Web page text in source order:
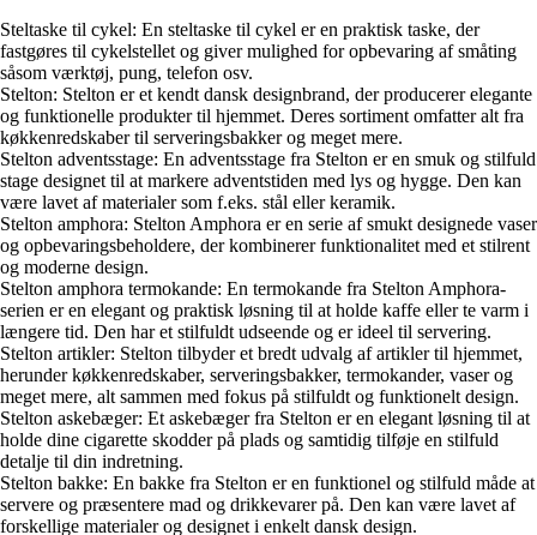
Steltaske til cykel: En steltaske til cykel er en praktisk taske, der
fastgøres til cykelstellet og giver mulighed for opbevaring af småting
såsom værktøj, pung, telefon osv.
Stelton: Stelton er et kendt dansk designbrand, der producerer elegante
og funktionelle produkter til hjemmet. Deres sortiment omfatter alt fra
køkkenredskaber til serveringsbakker og meget mere.
Stelton adventsstage: En adventsstage fra Stelton er en smuk og stilfuld
stage designet til at markere adventstiden med lys og hygge. Den kan
være lavet af materialer som f.eks. stål eller keramik.
Stelton amphora: Stelton Amphora er en serie af smukt designede vaser
og opbevaringsbeholdere, der kombinerer funktionalitet med et stilrent
og moderne design.
Stelton amphora termokande: En termokande fra Stelton Amphora-
serien er en elegant og praktisk løsning til at holde kaffe eller te varm i
længere tid. Den har et stilfuldt udseende og er ideel til servering.
Stelton artikler: Stelton tilbyder et bredt udvalg af artikler til hjemmet,
herunder køkkenredskaber, serveringsbakker, termokander, vaser og
meget mere, alt sammen med fokus på stilfuldt og funktionelt design.
Stelton askebæger: Et askebæger fra Stelton er en elegant løsning til at
holde dine cigarette skodder på plads og samtidig tilføje en stilfuld
detalje til din indretning.
Stelton bakke: En bakke fra Stelton er en funktionel og stilfuld måde at
servere og præsentere mad og drikkevarer på. Den kan være lavet af
forskellige materialer og designet i enkelt dansk design.